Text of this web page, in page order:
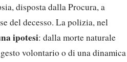
disposta dalla Procura, a
del decesso. La polizia, nel
ipotesi: dalla morte naturale
volontario o di una dinamica